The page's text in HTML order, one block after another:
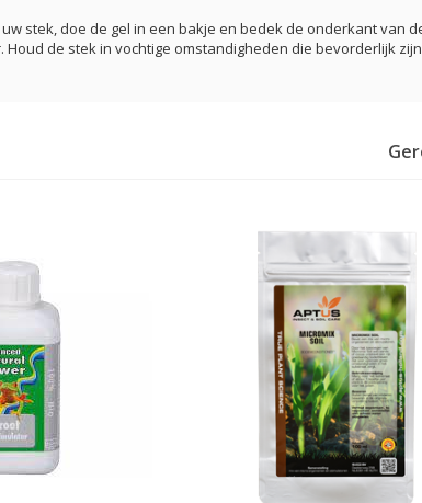
stek, doe de gel in een bakje en bedek de onderkant van
Houd de stek in vochtige omstandigheden die bevorderlijk